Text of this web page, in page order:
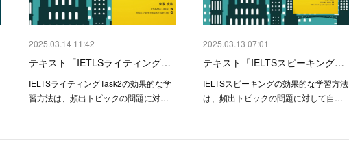
2025.03.14 11:42
テキスト「IETLSライティング…
IELTSライティングTask2の効果的な学
習方法は、頻出トピックの問題に対…
2025.03.13 07:01
テキスト「IELTSスピーキング…
IELTSスピーキングの効果的な学習方法
は、頻出トピックの問題に対して自…